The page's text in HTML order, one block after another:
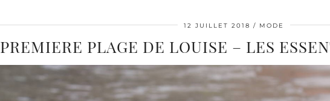
12 JUILLET 2018 MODE
PREMIERE PLAGE DE LOUISE – LES